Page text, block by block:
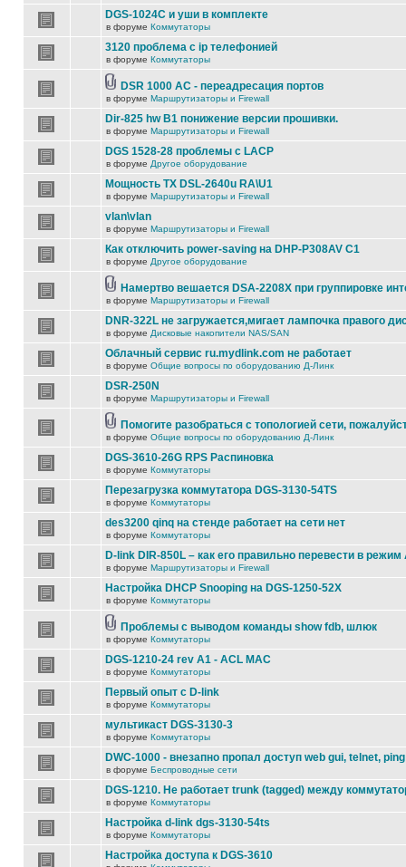
DGS-1024C и уши в комплекте
в форуме Коммутаторы
3120 проблема с ip телефонией
в форуме Коммутаторы
DSR 1000 AC - переадресация портов
в форуме Маршрутизаторы и Firewall
Dir-825 hw B1 понижение версии прошивки.
в форуме Маршрутизаторы и Firewall
DGS 1528-28 проблемы с LACP
в форуме Другое оборудование
Мощность TX DSL-2640u RA\U1
в форуме Маршрутизаторы и Firewall
vlan\vlan
в форуме Маршрутизаторы и Firewall
Как отключить power-saving на DHP-P308AV C1
в форуме Другое оборудование
Намертво вешается DSA-2208X при группировке
в форуме Маршрутизаторы и Firewall
DNR-322L не загружается,мигает лампочка правого
в форуме Дисковые накопители NAS/SAN
Облачный сервис ru.mydlink.com не работает
в форуме Общие вопросы по оборудованию Д-Линк
DSR-250N
в форуме Маршрутизаторы и Firewall
Помогите разобраться с топологией сети,
в форуме Общие вопросы по оборудованию Д-Линк
DGS-3610-26G RPS Распиновка
в форуме Коммутаторы
Перезагрузка коммутатора DGS-3130-54TS
в форуме Коммутаторы
des3200 qinq на стенде работает на сети нет
в форуме Коммутаторы
D-link DIR-850L – как его правильно перевести в режим
в форуме Маршрутизаторы и Firewall
Настройка DHCP Snooping на DGS-1250-52X
в форуме Коммутаторы
Проблемы с выводом команды show fdb, шлюк
в форуме Коммутаторы
DGS-1210-24 rev A1 - ACL MAC
в форуме Коммутаторы
Первый опыт с D-link
в форуме Коммутаторы
мультикаст DGS-3130-3
в форуме Коммутаторы
DWC-1000 - внезапно пропал доступ web gui, telnet, ping
в форуме Беспроводные сети
DGS-1210. Не работает trunk (tagged) между
в форуме Коммутаторы
Настройка d-link dgs-3130-54ts
в форуме Коммутаторы
Настройка доступа к DGS-3610